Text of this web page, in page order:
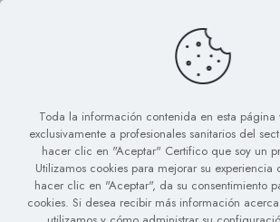
Toda la información contenida en esta
exclusivamente a profesionales sanitarios del
hacer clic en "Aceptar" Certifico que soy un
Utilizamos cookies para mejorar su
hacer clic en "Aceptar", da su consentimiento
cookies. Si desea recibir más información